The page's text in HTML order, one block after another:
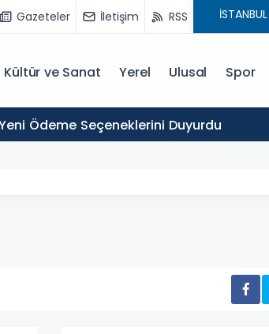
Gazeteler İletişim RSS
Kültür ve Sanat Yerel Ulusal Spor
Ödeme Seçeneklerini Duyurdu